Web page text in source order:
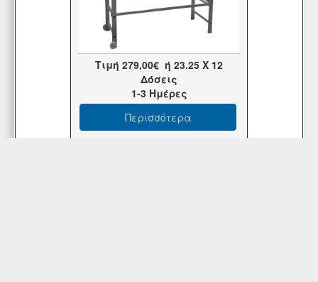
Τιμή 279,00€ ή 23.25 X 12
Δόσεις
1-3 Ημέρες
Περισσότερα